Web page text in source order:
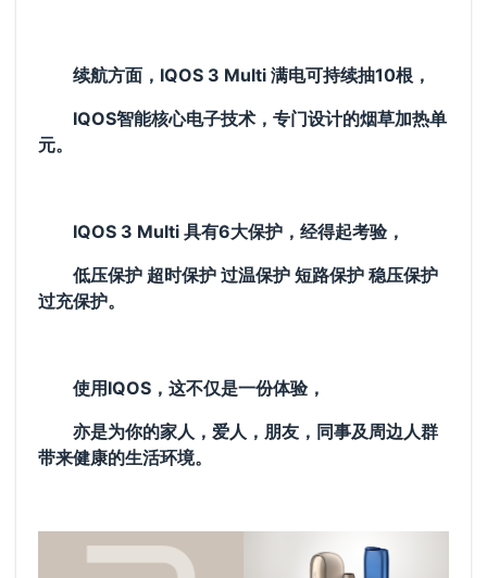
续航方面，IQOS 3 Multi 满电可持续抽10根，
IQOS智能核心电子技术，专门设计的烟草加热单
元。
IQOS 3 Multi 具有6大保护，经得起考验，
低压保护 超时保护 过温保护 短路保护 稳压保护
过充保护。
使用IQOS，这不仅是一份体验，
亦是为你的家人，爱人，朋友，同事及周边人群
带来健康的生活环境。